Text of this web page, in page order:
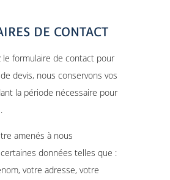
DE CONTACT
le formulaire de contact pour
devis, nous conservons vos
la période nécessaire pour
amenés à nous
données telles que :
votre adresse, votre